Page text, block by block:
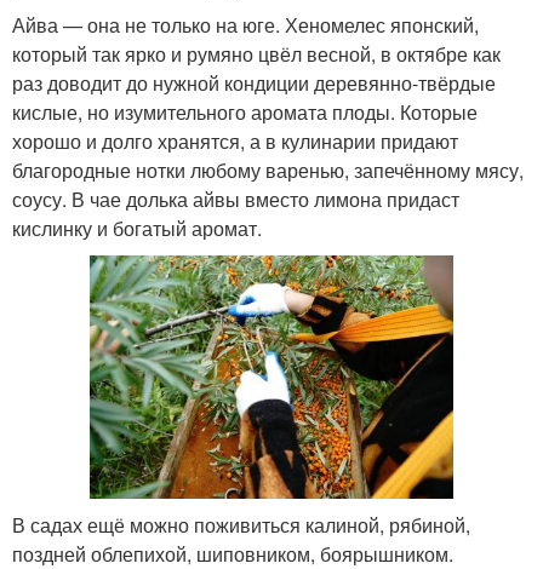
Айва — она не только на юге. Хеномелес японский,
который так ярко и румяно цвёл весной, в октябре как
раз доводит до нужной кондиции деревянно-твёрдые
кислые, но изумительного аромата плоды. Которые
хорошо и долго хранятся, а в кулинарии придают
благородные нотки любому варенью, запечённому мясу,
соусу. В чае долька айвы вместо лимона придаст
кислинку и богатый аромат.
В садах ещё можно поживиться калиной, рябиной,
поздней облепихой, шиповником, боярышником.